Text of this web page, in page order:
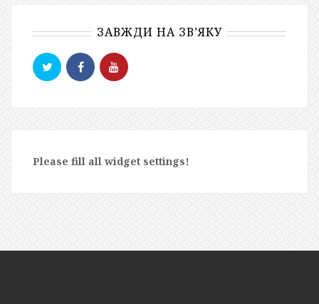
ЗАВЖДИ НА ЗВ’ЯКУ
Please fill all widget settings!